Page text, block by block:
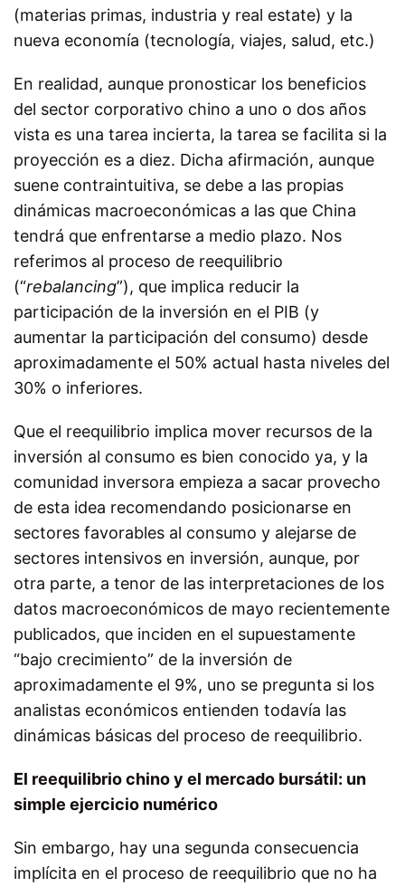
(materias primas, industria y real estate) y la
nueva economía (tecnología, viajes, salud, etc.)
En realidad, aunque pronosticar los beneficios
del sector corporativo chino a uno o dos años
vista es una tarea incierta, la tarea se facilita si la
proyección es a diez. Dicha afirmación, aunque
suene contraintuitiva, se debe a las propias
dinámicas macroeconómicas a las que China
tendrá que enfrentarse a medio plazo. Nos
referimos al proceso de reequilibrio
(“rebalancing”), que implica reducir la
participación de la inversión en el PIB (y
aumentar la participación del consumo) desde
aproximadamente el 50% actual hasta niveles del
30% o inferiores.
Que el reequilibrio implica mover recursos de la
inversión al consumo es bien conocido ya, y la
comunidad inversora empieza a sacar provecho
de esta idea recomendando posicionarse en
sectores favorables al consumo y alejarse de
sectores intensivos en inversión, aunque, por
otra parte, a tenor de las interpretaciones de los
datos macroeconómicos de mayo recientemente
publicados, que inciden en el supuestamente
“bajo crecimiento” de la inversión de
aproximadamente el 9%, uno se pregunta si los
analistas económicos entienden todavía las
dinámicas básicas del proceso de reequilibrio.
El reequilibrio chino y el mercado bursátil: un
simple ejercicio numérico
Sin embargo, hay una segunda consecuencia
implícita en el proceso de reequilibrio que no ha